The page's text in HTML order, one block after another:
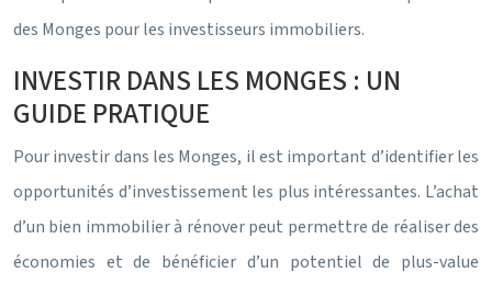
des Monges pour les investisseurs immobiliers.
INVESTIR DANS LES MONGES : UN
GUIDE PRATIQUE
Pour investir dans les Monges, il est important d’identifier les
opportunités d’investissement les plus intéressantes. L’achat
d’un bien immobilier à rénover peut permettre de réaliser des
économies et de bénéficier d’un potentiel de plus-value